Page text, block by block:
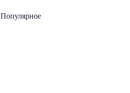
Популярное